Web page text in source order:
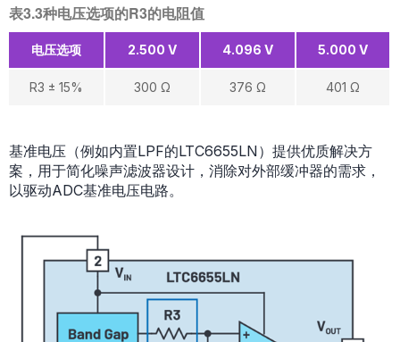
表3.3种电压选项的R3的电阻值
电压选项 2.500 V 4.096 V 5.000 V
R3 ± 15% 300 Ω 376 Ω 401 Ω
基准电压（例如内置LPF的LTC6655LN）提供优质解决方
案，用于简化噪声滤波器设计，消除对外部缓冲器的需求，
以驱动ADC基准电压电路。